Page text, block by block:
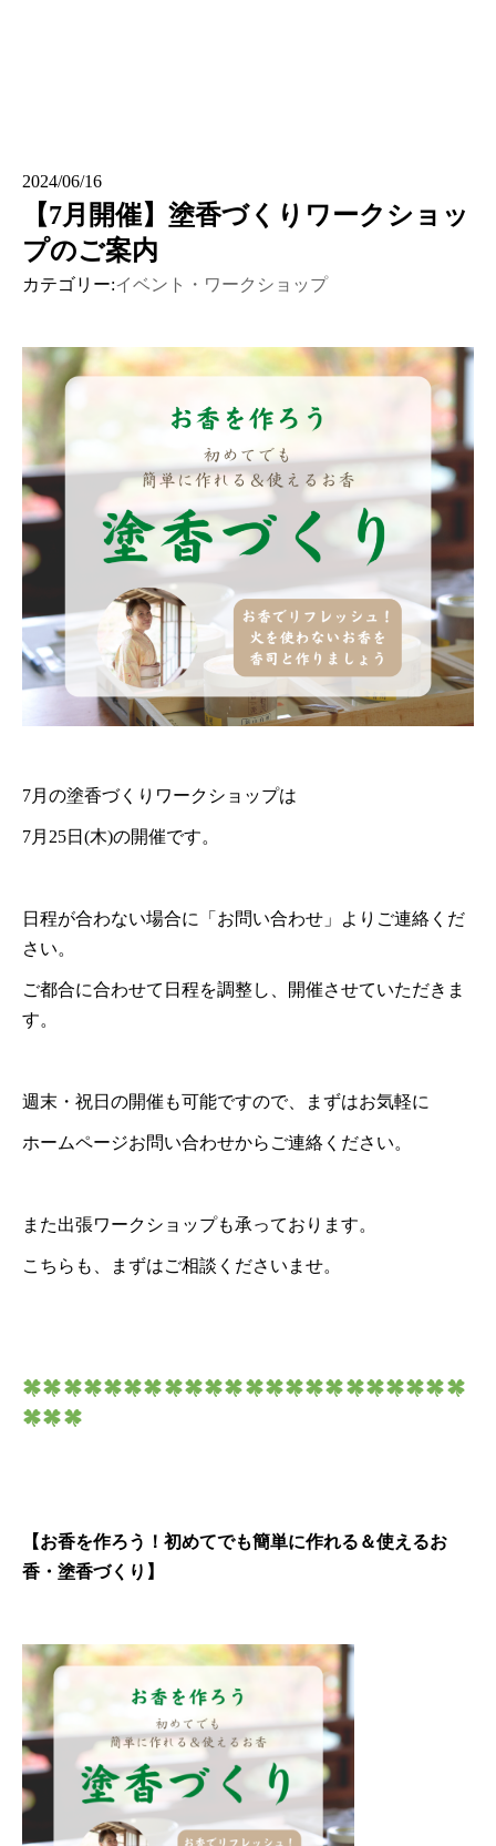
2024/06/16
【7月開催】塗香づくりワークショッ
プのご案内
カテゴリー:イベント・ワークショップ
7月の塗香づくりワークショップは
7月25日(木)の開催です。
日程が合わない場合に「お問い合わせ」よりご連絡くだ
さい。
ご都合に合わせて日程を調整し、開催させていただきま
す。
週末・祝日の開催も可能ですので、まずはお気軽に
ホームページお問い合わせからご連絡ください。
また出張ワークショップも承っております。
こちらも、まずはご相談くださいませ。
【お香を作ろう！初めてでも簡単に作れる＆使えるお
香・塗香づくり】